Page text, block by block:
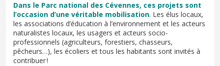
Dans le Parc national des Cévennes, ces projets sont
l’occasion d’une véritable mobilisation. Les élus locaux,
les associations d’éducation à l’environnement et les acteurs
naturalistes locaux, les usagers et acteurs socio-
professionnels (agriculteurs, forestiers, chasseurs,
pêcheurs…), les écoliers et tous les habitants sont invités à
contribuer !